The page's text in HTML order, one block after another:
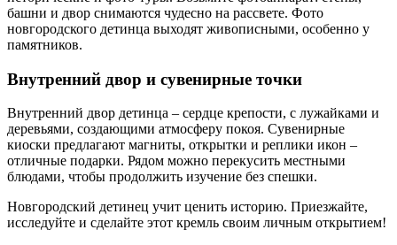
башни и двор снимаются чудесно на рассвете. Фото
новгородского детинца выходят живописными, особенно у
памятников.
Внутренний двор и сувенирные точки
Внутренний двор детинца – сердце крепости, с лужайками и
деревьями, создающими атмосферу покоя. Сувенирные
киоски предлагают магниты, открытки и реплики икон –
отличные подарки. Рядом можно перекусить местными
блюдами, чтобы продолжить изучение без спешки.
Новгородский детинец учит ценить историю. Приезжайте,
исследуйте и сделайте этот кремль своим личным открытием!